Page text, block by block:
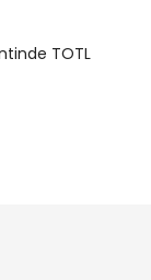
TOTL